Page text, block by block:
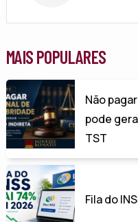
MAIS POPULARES
Não
pode
TST
Fila do